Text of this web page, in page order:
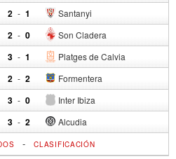
2 - Santanyi
1
2 - Son Cladera
0
3 - Platges de Calvia
1
2 - Formentera
2
3 - Inter Ibiza
0
3 - Alcudia
2
-CLASIFICACIÓN